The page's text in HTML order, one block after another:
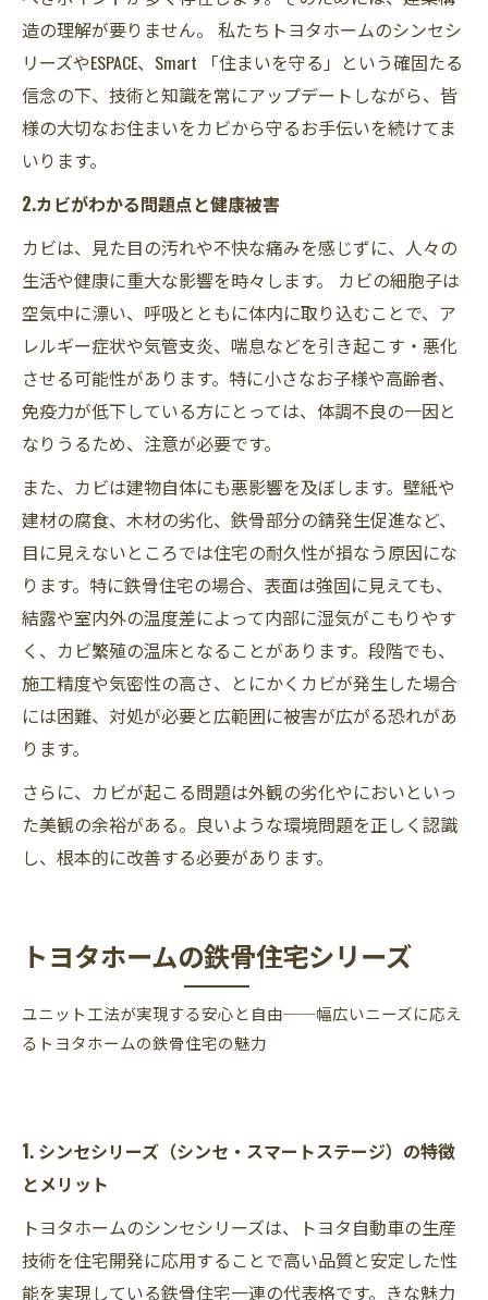
造の理解が要りません。 私たちトヨタホームのシンセシ
リーズやESPACE、Smart 「住まいを守る」という確固たる
信念の下、技術と知識を常にアップデートしながら、皆
様の大切なお住まいをカビから守るお手伝いを続けてま
いります。
2.カビがわかる問題点と健康被害
カビは、見た目の汚れや不快な痛みを感じずに、人々の
生活や健康に重大な影響を時々します。 カビの細胞子は
空気中に漂い、呼吸とともに体内に取り込むことで、ア
レルギー症状や気管支炎、喘息などを引き起こす・悪化
させる可能性があります。特に小さなお子様や高齢者、
免疫力が低下している方にとっては、体調不良の一因と
なりうるため、注意が必要です。
また、カビは建物自体にも悪影響を及ぼします。壁紙や
建材の腐食、木材の劣化、鉄骨部分の錆発生促進など、
目に見えないところでは住宅の耐久性が損なう原因にな
ります。特に鉄骨住宅の場合、表面は強固に見えても、
結露や室内外の温度差によって内部に湿気がこもりやす
く、カビ繁殖の温床となることがあります。段階でも、
施工精度や気密性の高さ、とにかくカビが発生した場合
には困難、対処が必要と広範囲に被害が広がる恐れがあ
ります。
さらに、カビが起こる問題は外観の劣化やにおいといっ
た美観の余裕がある。良いような環境問題を正しく認識
し、根本的に改善する必要があります。
トヨタホームの鉄骨住宅シリーズ
ユニット工法が実現する安心と自由──幅広いニーズに応え
るトヨタホームの鉄骨住宅の魅力
1. シンセシリーズ（シンセ・スマートステージ）の特徴
とメリット
トヨタホームのシンセシリーズは、トヨタ自動車の生産
技術を住宅開発に応用することで高い品質と安定した性
能を実現している鉄骨住宅一連の代表格です。きな魅力